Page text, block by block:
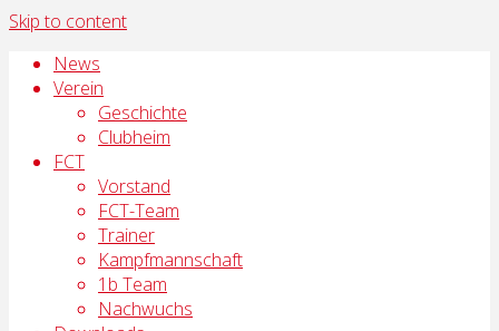
Skip to content
News
Verein
Geschichte
Clubheim
FCT
Vorstand
FCT-Team
Trainer
Kampfmannschaft
1b Team
Nachwuchs